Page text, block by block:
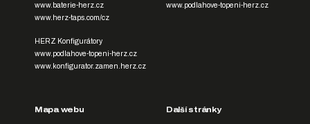
www.baterie-herz.cz
www.herz-taps.com/cz
www.podlahove-topeni-herz.cz
HERZ Konfigurátory
www.podlahove-topeni-herz.cz
www.konfigurator.zamen.herz.cz
Mapa webu Další stránky